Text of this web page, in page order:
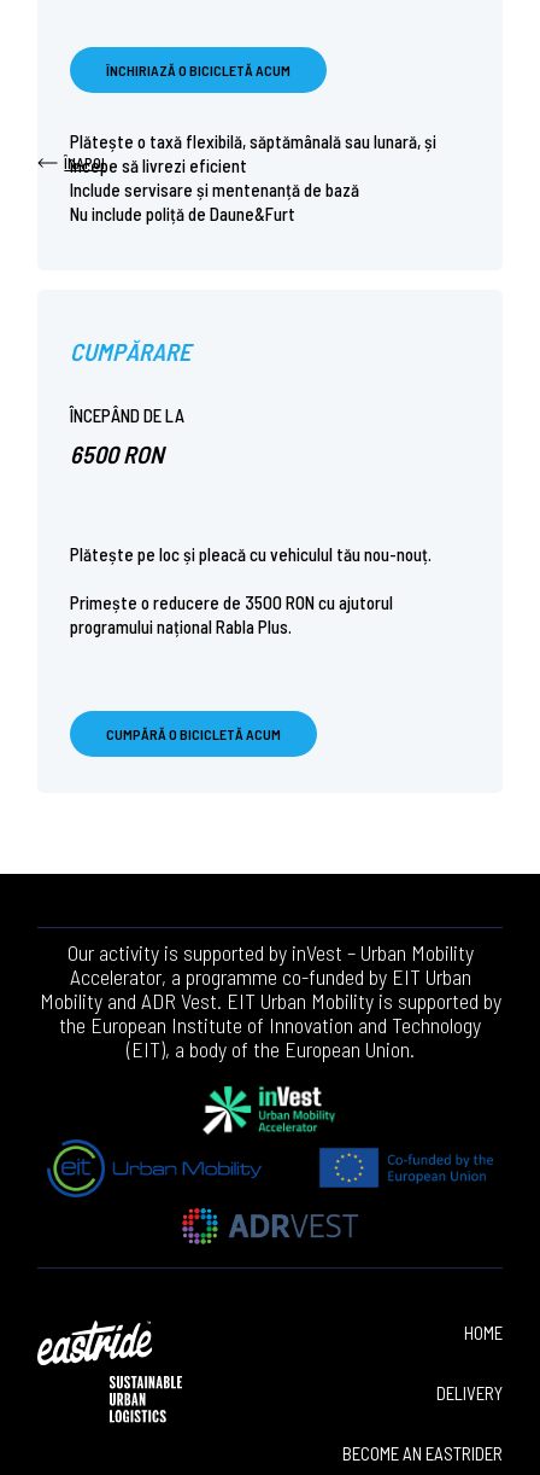
ÎNAPOI
ÎNCHIRIAZĂ O BICICLETĂ ACUM
Plătește o taxă flexibilă, săptămânală sau lunară, și
începe să livrezi eficient
Include servisare și mentenanță de bază
Nu include poliță de Daune&Furt
CUMPĂRARE
ÎNCEPÂND DE LA
6500 RON
Plătește pe loc și pleacă cu vehiculul tău nou-nouț.
Primește o reducere de 3500 RON cu ajutorul
programului național Rabla Plus.
CUMPĂRĂ O BICICLETĂ ACUM
Our activity is supported by inVest – Urban Mobility
Accelerator, a programme co-funded by EIT Urban
Mobility and ADR Vest. EIT Urban Mobility is supported by
the European Institute of Innovation and Technology
(EIT), a body of the European Union.
HOME
DELIVERY
BECOME AN EASTRIDER